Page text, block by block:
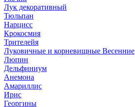
Лук декоративный
Тюльпан
Нарцисс
Крокосмия
Трителейя
Луковичные и корневищные Весенние
Люпин
Дельфиниум
Анемона
Амариллис
Ирис
Георгины